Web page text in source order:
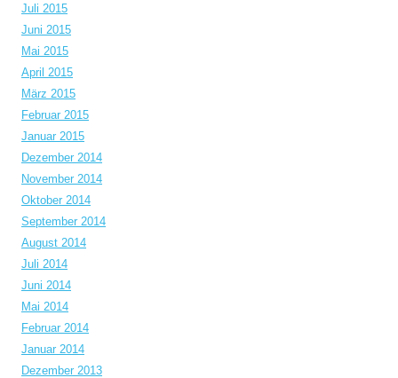
Juli 2015
Juni 2015
Mai 2015
April 2015
März 2015
Februar 2015
Januar 2015
Dezember 2014
November 2014
Oktober 2014
September 2014
August 2014
Juli 2014
Juni 2014
Mai 2014
Februar 2014
Januar 2014
Dezember 2013